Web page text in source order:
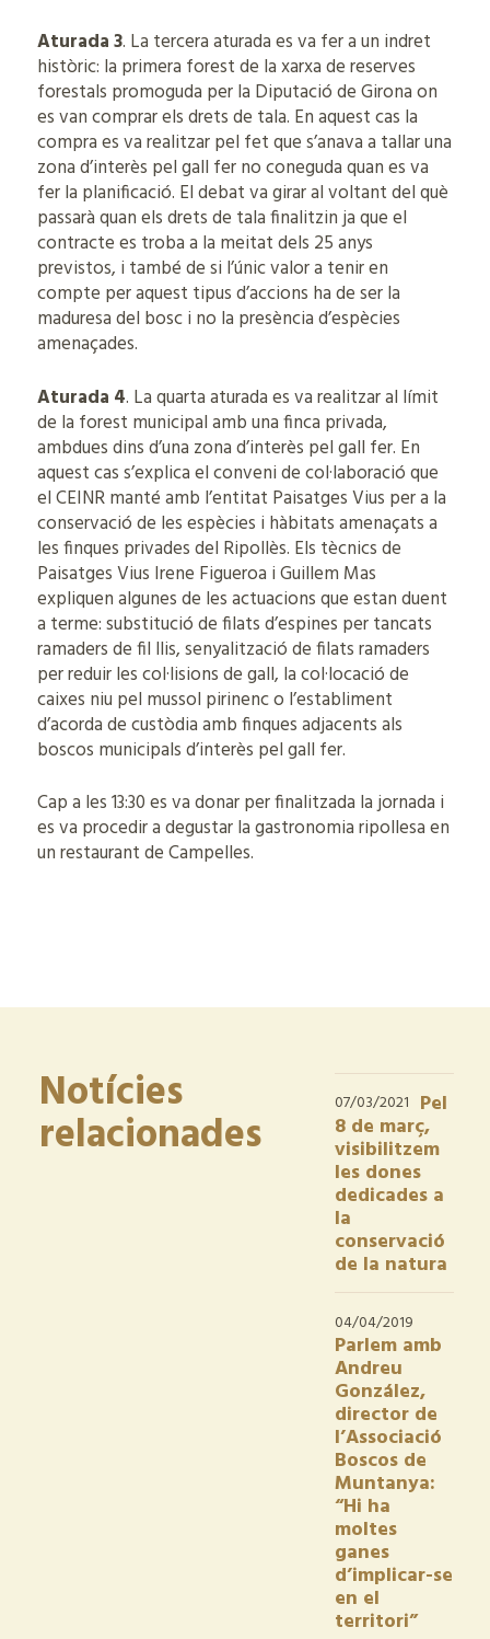
Aturada 3. La tercera aturada es va fer a un indret
històric: la primera forest de la xarxa de reserves
forestals promoguda per la Diputació de Girona on
es van comprar els drets de tala. En aquest cas la
compra es va realitzar pel fet que s’anava a tallar una
zona d’interès pel gall fer no coneguda quan es va
fer la planificació. El debat va girar al voltant del què
passarà quan els drets de tala finalitzin ja que el
contracte es troba a la meitat dels 25 anys
previstos, i també de si l’únic valor a tenir en
compte per aquest tipus d’accions ha de ser la
maduresa del bosc i no la presència d’espècies
amenaçades.
Aturada 4. La quarta aturada es va realitzar al límit
de la forest municipal amb una finca privada,
ambdues dins d’una zona d’interès pel gall fer. En
aquest cas s’explica el conveni de col·laboració que
el CEINR manté amb l’entitat Paisatges Vius per a la
conservació de les espècies i hàbitats amenaçats a
les finques privades del Ripollès. Els tècnics de
Paisatges Vius Irene Figueroa i Guillem Mas
expliquen algunes de les actuacions que estan duent
a terme: substitució de filats d’espines per tancats
ramaders de fil llis, senyalització de filats ramaders
per reduir les col·lisions de gall, la col·locació de
caixes niu pel mussol pirinenc o l’establiment
d’acorda de custòdia amb finques adjacents als
boscos municipals d’interès pel gall fer.
Cap a les 13:30 es va donar per finalitzada la jornada i
es va procedir a degustar la gastronomia ripollesa en
un restaurant de Campelles.
Notícies
relacionades
07/03/2021 Pel
8 de març,
visibilitzem
les dones
dedicades a
la
conservació
de la natura
04/04/2019
Parlem amb
Andreu
González,
director de
l’Associació
Boscos de
Muntanya:
“Hi ha
moltes
ganes
d’implicar-se
en el
territori”